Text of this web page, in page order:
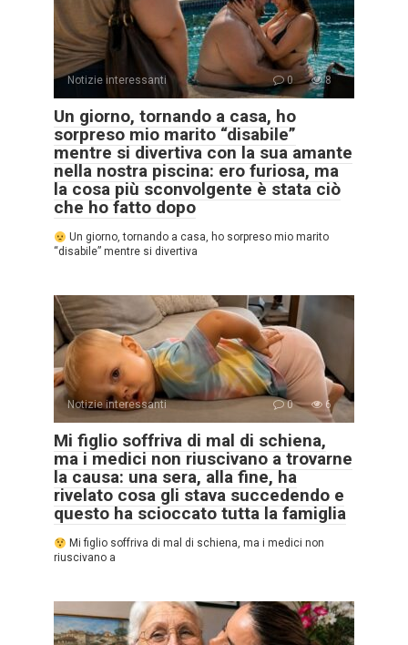
Notizie interessanti 0 8
Un giorno, tornando a casa, ho
sorpreso mio marito “disabile”
mentre si divertiva con la sua amante
nella nostra piscina: ero furiosa, ma
la cosa più sconvolgente è stata ciò
che ho fatto dopo
Un giorno, tornando a casa, ho sorpreso mio marito
“disabile” mentre si divertiva
Notizie interessanti 0 6
Mi figlio soffriva di mal di schiena,
ma i medici non riuscivano a trovarne
la causa: una sera, alla fine, ha
rivelato cosa gli stava succedendo e
questo ha scioccato tutta la famiglia
Mi figlio soffriva di mal di schiena, ma i medici non
riuscivano a